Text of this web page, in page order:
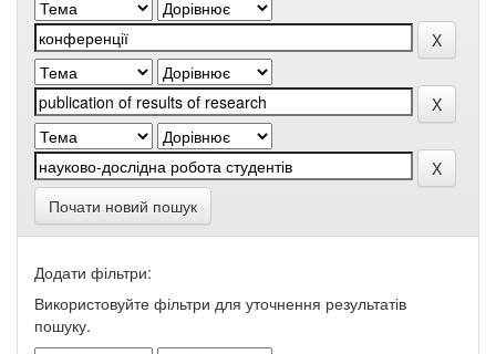
Почати новий пошук
Додати фільтри:
Використовуйте фільтри для уточнення результатів
пошуку.